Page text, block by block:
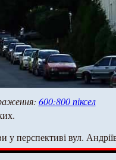
600:800 піксел
у перспективі вул.